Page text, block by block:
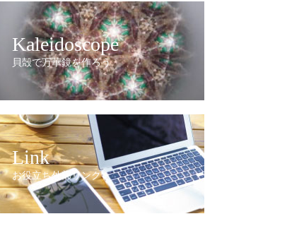
Kaleidoscope
貝殻で万華鏡を作ろう
Link
お役立ち外部リンク